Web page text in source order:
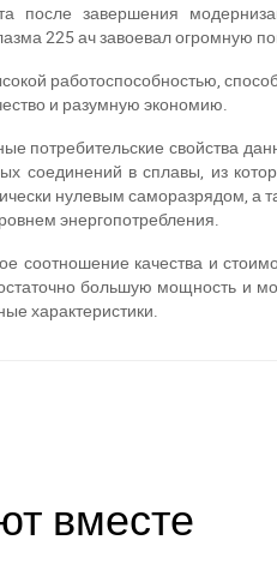
после завершения
225 ач завоевал огромную
работоспособностью,
и разумную экономию.
потребительские свойства
соединений в сплавы, из
нулевым саморазрядом, а
энергопотребления.
соотношение качества и
большую мощность и
характеристики.
вместе